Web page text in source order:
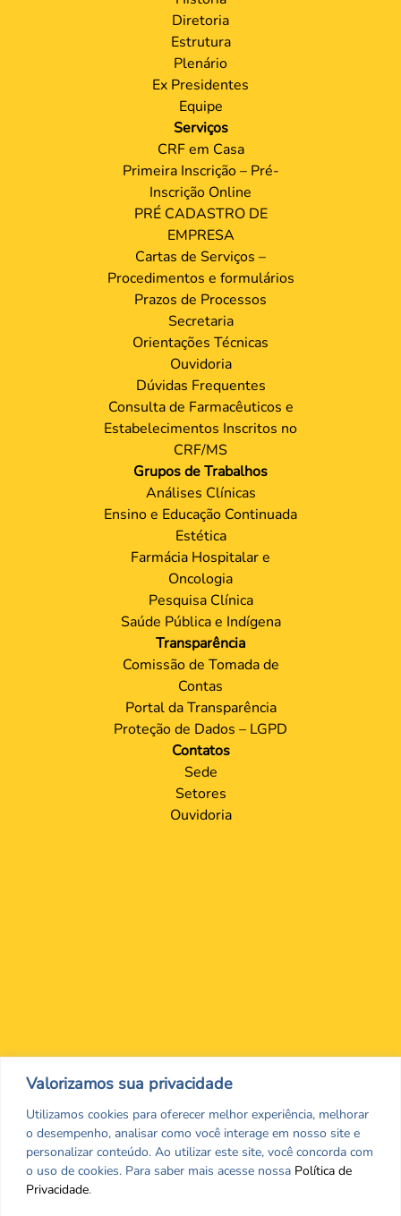
Valorizamos sua privacidade
Utilizamos cookies para oferecer melhor experiência, melhorar
o desempenho, analisar como você interage em nosso site e
personalizar conteúdo. Ao utilizar este site, você concorda com
o uso de cookies. Para saber mais acesse nossa Política de
Privacidade.
Diretoria
Estrutura
Plenário
Ex Presidentes
Equipe
Serviços
CRF em Casa
Primeira Inscrição – Pré-
Inscrição Online
PRÉ CADASTRO DE
EMPRESA
Cartas de Serviços –
Procedimentos e formulários
Prazos de Processos
Secretaria
Orientações Técnicas
Ouvidoria
Dúvidas Frequentes
Consulta de Farmacêuticos e
Estabelecimentos Inscritos no
CRF/MS
Grupos de Trabalhos
Análises Clínicas
Ensino e Educação Continuada
Estética
Farmácia Hospitalar e
Oncologia
Pesquisa Clínica
Saúde Pública e Indígena
Transparência
Comissão de Tomada de
Contas
Portal da Transparência
Proteção de Dados – LGPD
Contatos
Sede
Setores
Ouvidoria